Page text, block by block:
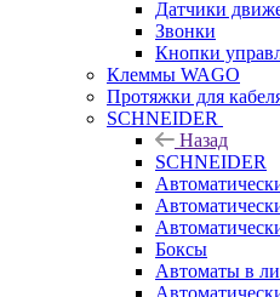
Датчики
Звонки
Кнопки
Клеммы WAGO
Протяжки для
SCHNEIDER
Назад
SCHNEIDER
Боксы
Автоматы в